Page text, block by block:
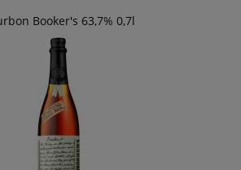
Booker's 63,7% 0,7l